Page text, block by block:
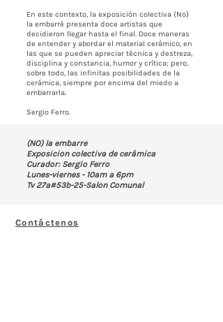
En este contexto, la exposición colectiva (No)
la embarré presenta doce artistas que
decidieron llegar hasta el final. Doce maneras
de entender y abordar el material cerámico, en
las que se pueden apreciar técnica y destreza,
disciplina y constancia, humor y crítica; pero,
sobre todo, las infinitas posibilidades de la
cerámica, siempre por encima del miedo a
embarrarla.
Sergio Ferro.
(NO) la embarré
Exposición colectiva de cerámica
Curador: Sergio Ferro
Lunes-viernes - 10am a 6pm
Tv 27a#53b-25-Salón Comunal
Contáctenos